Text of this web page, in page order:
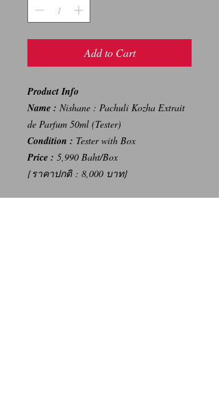
Add to Cart
Product Info
Name : Nishane : Pachuli Kozha Extrait
de Parfum 50ml (Tester)
Condition : Tester with Box
Price : 5,990 Baht/Box
{ราคาปกติ : 8,000 บาท}